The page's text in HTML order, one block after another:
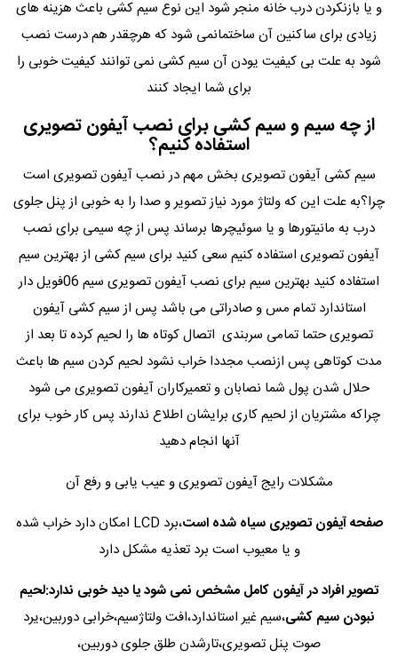
و یا بازنکردن درب خانه منجر شود این نوع سیم کشی باعث هزینه های
زیادی برای ساکنین آن ساختمانمی شود که هرچقدر هم درست نصب
شود به علت بی کیفیت یودن آن سیم کشی نمی توانند کیفیت خوبی را
برای شما ایجاد کنند
از چه سیم و سیم کشی برای نصب آیفون تصویری
استفاده کنیم؟
سیم کشی آیفون تصویری بخش مهم در نصب آیفون تصویری است
چرا؟به علت این که ولتاژ مورد نیاز تصویر و صدا را به خوبی از پنل جلوی
درب به مانیتورها و یا سوئیچرها برساند پس از چه سیمی برای نصب
آیفون تصویری استفاده کنیم سعی کنید برای سیم کشی از بهترین سیم
استفاده کنید بهترین سیم برای نصب آیفون تصویری سیم 06فویل دار
استاندارد تمام مس و صادراتی می باشد پس از سیم کشی آیفون
تصویری حتما تمامی سربندی اتصال کوتاه ها را لحیم کرده تا بعد از
مدت کوتاهی پس ازنصب مجددا خراب نشود لحیم کردن سیم ها باعث
حلال شدن پول شما نصابان و تعمیرکاران آیفون تصویری می شود
چراکه مشتریان از لحیم کاری برایشان اطلاع ندارند پس کار خوب برای
آنها انجام دهید
مشکلات رایج آیفون تصویری و عیب یابی و رفع آن
صفحه آیفون تصویری سیاه شده است
،برد LCD امکان دارد خراب شده
و یا معیوب است برد تعذیه مشکل دارد
تصویر افراد در آیفون کامل مشخص نمی شود یا دید خوبی ندارد:لحیم
نبودن سیم کشی،سیم غیر استاندارد،افت ولتاژسیم،خرابی دوربین،یرد
صوت پنل تصویری،تارشدن طلق جلوی دوربین،